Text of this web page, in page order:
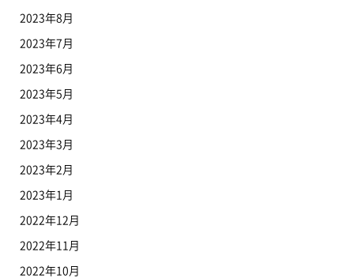
2023年8月
2023年7月
2023年6月
2023年5月
2023年4月
2023年3月
2023年2月
2023年1月
2022年12月
2022年11月
2022年10月